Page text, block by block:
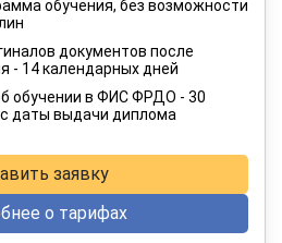
на 12 месяцев
обучения, без возможности
документов после
- 14 календарных дней
обучении в ФИС ФРДО - 30
даты выдачи диплома
заявку
о тарифах